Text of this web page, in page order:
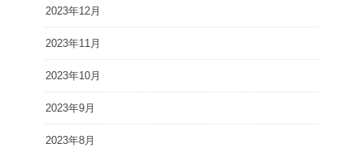
2023年12月
2023年11月
2023年10月
2023年9月
2023年8月